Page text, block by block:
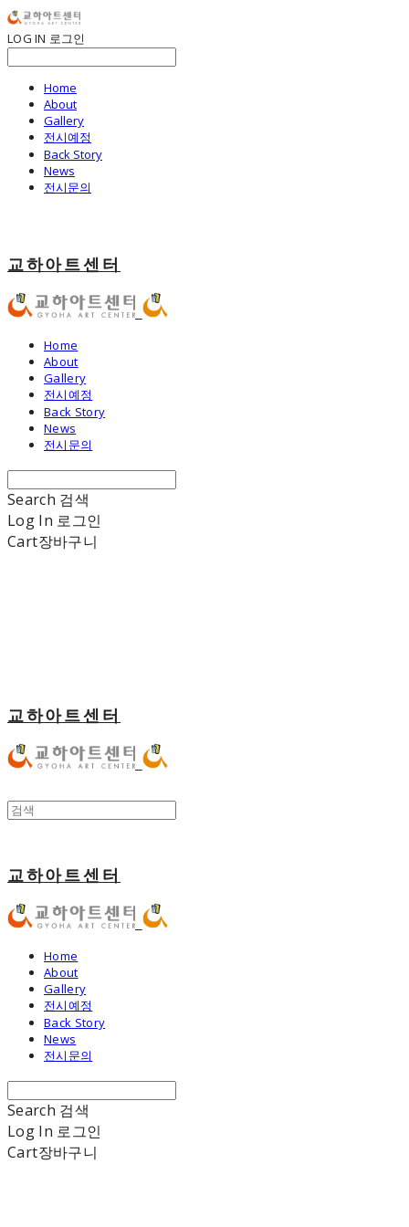
LOG IN 로그인
Home
About
Gallery
전시예정
Back Story
News
전시문의
교하아트센터
Home
About
Gallery
전시예정
Back Story
News
전시문의
Search 검색
Log In 로그인
Cart장바구니
교하아트센터
교하아트센터
Home
About
Gallery
전시예정
Back Story
News
전시문의
Search 검색
Log In 로그인
Cart장바구니